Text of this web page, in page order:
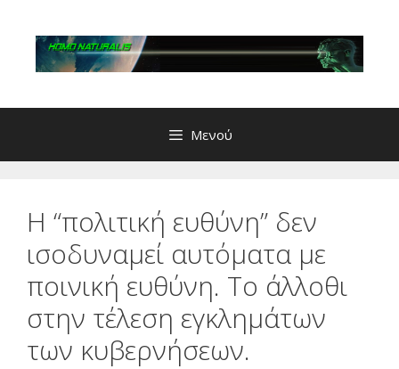
περιεχόμενο
Μενού
H “πολιτική ευθύνη” δεν
ισοδυναμεί αυτόματα με
ποινική ευθύνη. Το άλλοθι
στην τέλεση εγκλημάτων
των κυβερνήσεων.